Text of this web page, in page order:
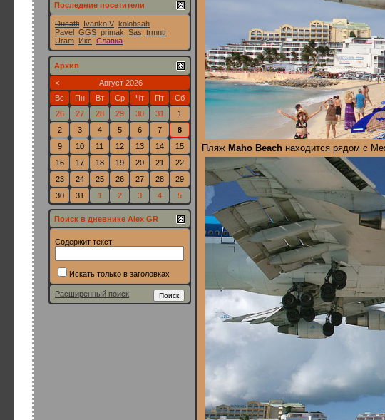
Пляж Maho Beach находится рядом с
Последние посетители
Ducatti IvankoIV kolobsah
Pavel_GGS primak Sas trmntr
Uram Икс Славка
Архив
<
Август 2026
Вс
Пн Вт Ср Чт Пт
Сб
26
27 28 29 30 31
1
2
3 4 5 6 7
8
9
10 11 12 13 14
15
16
17 18 19 20 21
22
23
24 25 26 27 28
29
30
31 1 2 3 4 5
Поиск в дневнике Alex GR
Содержит текст:
Искать только в заголовках
Расширенный поиск